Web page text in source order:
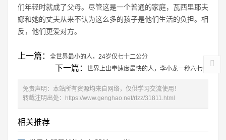
们年轻时就成了父母。尽管这是一个普通的家庭，瓦西里耶夫
娜和她的丈夫从来不认为这么多的孩子是他们生活的负担。相
反，他们更爱对方。
上一篇： 全世界最小的人，24岁仅七十二公分
下一篇： 世界上出拳速度最快的人，李小龙一秒六七拳
免责声明：本站所有资源均来自网络，仅供学习交流使用！
转载注明出处：
https://www.genghao.net/rlzz/31811.html
相关推荐